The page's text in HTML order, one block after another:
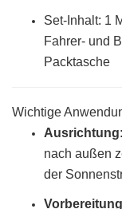
Set-Inhalt: 1
Fahrer- und
Packtasche
Wichtige
Ausrichtung
nach außen
der
Vorbereitung